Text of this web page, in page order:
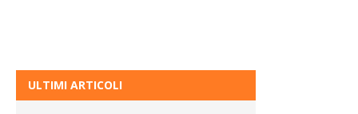
ULTIMI ARTICOLI